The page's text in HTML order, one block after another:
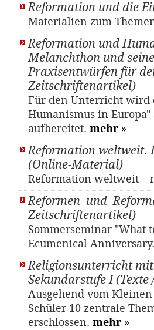
Reformation und die
Materialien zum
Reformation und
Melanchthon und
Praxisentwürfen für
Zeitschriftenartikel)
Für den Unterricht wird
Humanismus in
aufbereitet. mehr »
Reformation weltweit.
(Online-Material)
Reformation weltweit –
Reformen und
Zeitschriftenartikel)
Sommerseminar "What
Ecumenical
Religionsunterricht
Sekundarstufe I
Ausgehend vom
Schüler 10 zentrale
erschlossen. mehr »